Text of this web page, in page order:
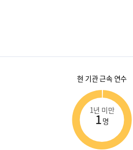
현 기관 근속 연수
1년 미만
1명